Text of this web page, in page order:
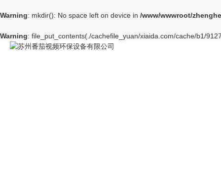
Warning: mkdir(): No space left on device in /www/wwwroot/
Warning: file_put_contents(./cachefile_yuan/xiaida.com/cache/b1/